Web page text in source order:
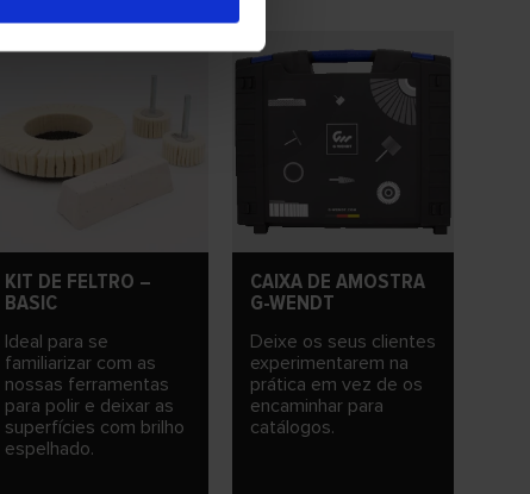
KIT DE FELTRO –
BASIC
Ideal para se
familiarizar com as
nossas ferramentas
para polir e deixar as
superfícies com brilho
espelhado.
CAIXA DE AMOSTRA
G-WENDT
Deixe os seus clientes
experimentarem na
prática em vez de os
encaminhar para
catálogos.